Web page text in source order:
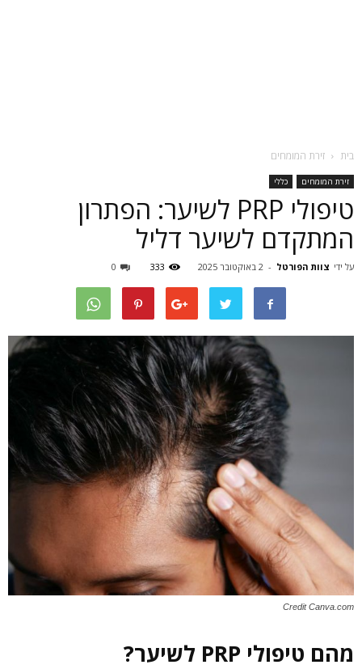
בית זירת המומחים
זירת המומחים כללי
טיפולי PRP לשיער: הפתרון
המתקדם לשיער דליל
על ידי צוות הפורטל - 2 באוקטובר 2025 333
0
Credit Canva.com
מהם טיפולי PRP לשיער?